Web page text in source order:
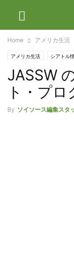
Home アメリカ生活
アメリカ生活 シアトル
シアトル日系コミュニティー
JASSW
ト・プロ
By ソイソース編集スタ